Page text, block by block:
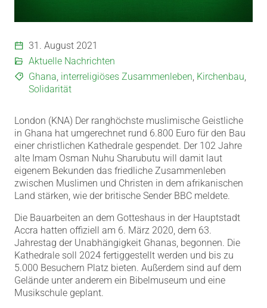
31. August 2021
Aktuelle Nachrichten
Ghana interreligiöses Zusammenleben Kirchenbau
Solidarität
London (KNA) Der ranghöchste muslimische Geistliche
in Ghana hat umgerechnet rund 6.800 Euro für den Bau
einer christlichen Kathedrale gespendet. Der 102 Jahre
alte Imam Osman Nuhu Sharubutu will damit laut
eigenem Bekunden das friedliche Zusammenleben
zwischen Muslimen und Christen in dem afrikanischen
Land stärken, wie der britische Sender BBC meldete.
Die Bauarbeiten an dem Gotteshaus in der Hauptstadt
Accra hatten offiziell am 6. März 2020, dem 63.
Jahrestag der Unabhängigkeit Ghanas, begonnen. Die
Kathedrale soll 2024 fertiggestellt werden und bis zu
5.000 Besuchern Platz bieten. Außerdem sind auf dem
Gelände unter anderem ein Bibelmuseum und eine
Musikschule geplant.